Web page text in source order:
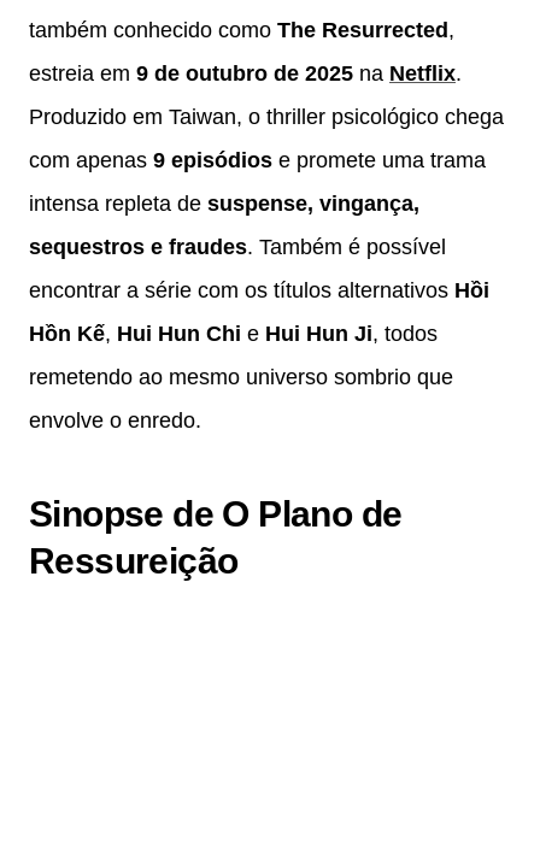
também conhecido como The Resurrected ,
estreia em 9 de outubro de 2025 na Netflix.
Produzido em Taiwan, o thriller psicológico chega
com apenas 9 episódios e promete uma trama
intensa repleta de suspense, vingança,
sequestros e fraudes. Também é possível
encontrar a série com os títulos alternativos Hồi
Hồn Kế, Hui Hun Chi e Hui Hun Ji, todos
remetendo ao mesmo universo sombrio que
envolve o enredo.
Sinopse de O Plano de
Ressureição